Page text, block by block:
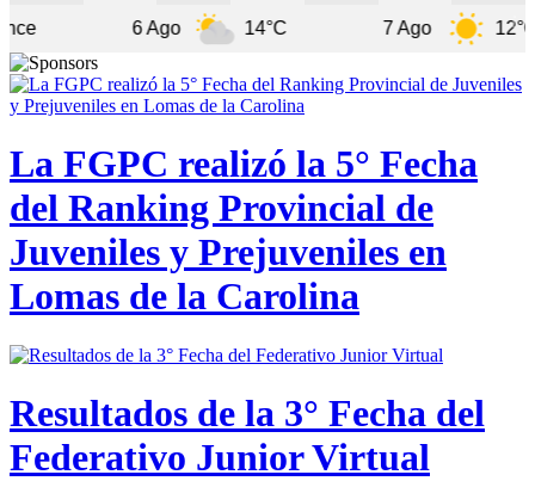
14°C 12°C
La FGPC realizó la 5° Fecha
del Ranking Provincial de
Juveniles y Prejuveniles en
Lomas de la Carolina
Resultados de la 3° Fecha del
Federativo Junior Virtual